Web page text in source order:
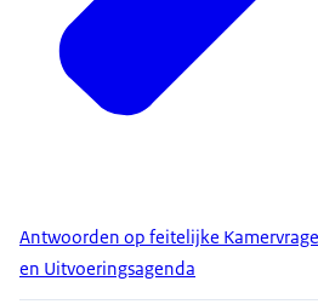
Antwoorden op feitelijke
en Uitvoeringsagenda